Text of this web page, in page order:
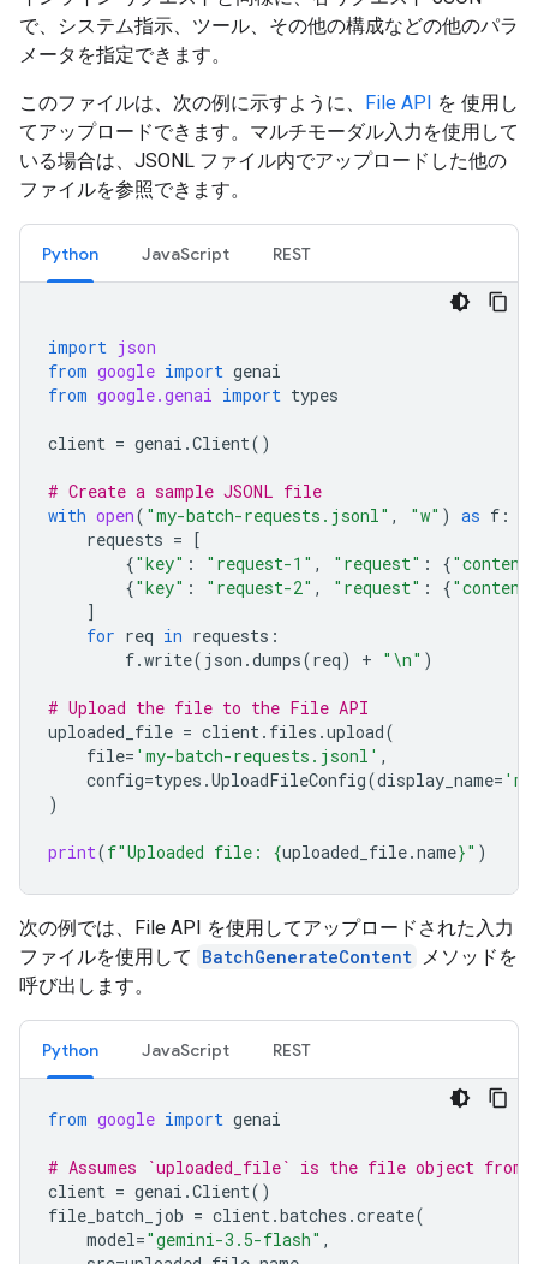
で、システム指示、ツール、その他の構成などの他のパラ
メータを指定できます。
このファイルは、次の例に示すように、 File API を 使用し
てアップロードできます。マルチモーダル入力を使用して
いる場合は、JSONL ファイル内でアップロードした他の
ファイルを参照できます。
Python JavaScript REST
import json
from google import genai
from google.genai import types
client = genai .Client()
# Create a sample JSONL file
with open( "my-batch-requests.jsonl" , "w" ) as f :
requests = [
{"key" : "request-1" , "request" : {
{"key" : "request-2" , "request" : {
]
for req in requests :
f.write( json .dumps(req) + " \n" )
# Upload the file to the File API
uploaded_file = client. files .upload(
file= 'my-batch-requests.jsonl' ,
config=types .UploadFileConfig(display_name=
)
print(f"Uploaded file: {uploaded_file.name}" )
次の例では、File API を使用してアップロードされた入力
ファイルを使用して BatchGenerateContent メソッドを
呼び出します。
Python JavaScript REST
from google import genai
# Assumes `uploaded_file` is the file object from
client = genai .Client()
file_batch_job = client.batches .create(
model="gemini-3.5-flash" ,